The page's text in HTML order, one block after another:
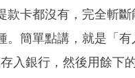
款卡都沒有，完全斬
。簡單點講，就是「
入銀行，然後用餘下